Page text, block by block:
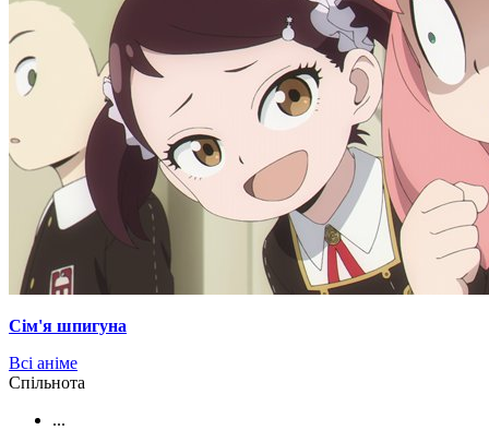
Сім'я шпигуна
Всі аніме
Cпільнота
...